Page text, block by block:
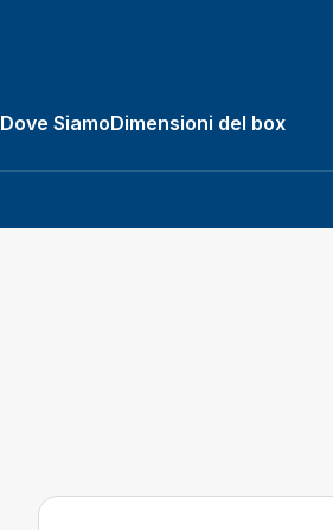
Dove SiamoDimensioni del box